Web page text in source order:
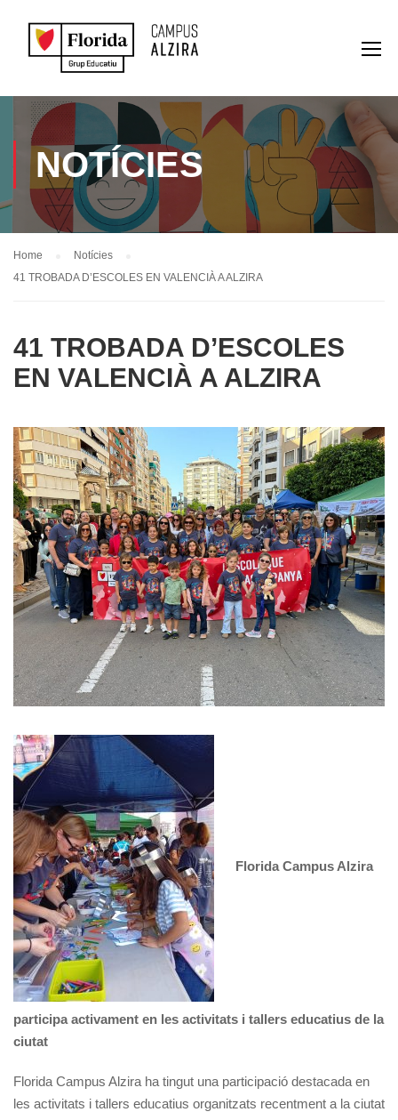
NOTÍCIES
Home
Notícies
41 TROBADA D’ESCOLES EN VALENCIÀ A ALZIRA
41 TROBADA D’ESCOLES
EN VALENCIÀ A ALZIRA
Florida Campus Alzira
participa activament en les activitats i tallers educatius de la
ciutat
Florida Campus Alzira ha tingut una participació destacada en
les activitats i tallers educatius organitzats recentment a la ciutat